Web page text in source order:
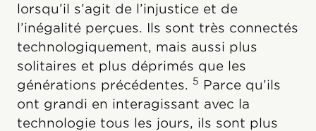
lorsqu’il s’agit de l’injustice et de
l’inégalité perçues. Ils sont très connectés
technologiquement, mais aussi plus
solitaires et plus déprimés que les
générations précédentes. 5 Parce qu’ils
ont grandi en interagissant avec la
technologie tous les jours, ils sont plus